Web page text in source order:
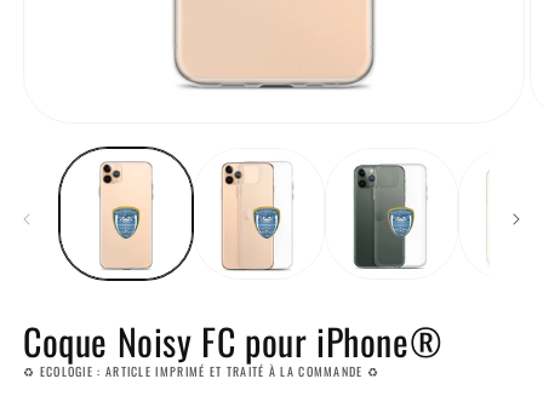
Coque Noisy FC pour iPhone®
♻️ ECOLOGIE : ARTICLE IMPRIMÉ ET TRAITÉ À LA COMMANDE ♻️